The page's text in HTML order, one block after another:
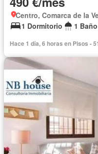
Centro, Comarca de la
1 Dormitorio
1 Baño
Hace 1 día, 6 horas en Pisos -